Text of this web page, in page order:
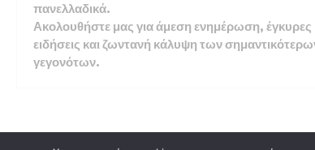
πανελλαδικά.
Ακολουθήστε μας για άμεση ενημέρωση, έγκυρες
ειδήσεις και ζωντανή κάλυψη των
γεγονότων.